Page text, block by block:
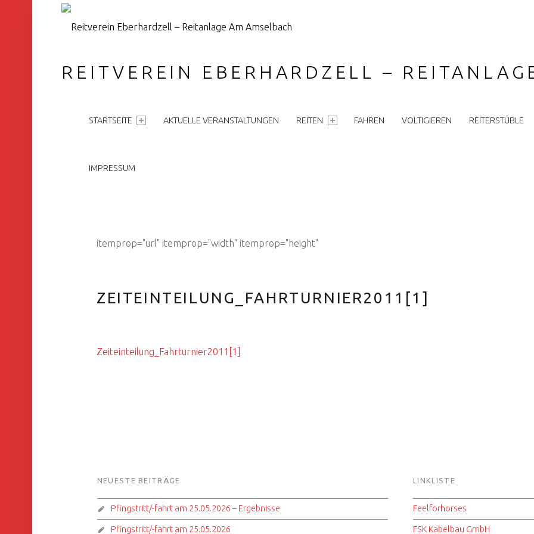
REITVEREIN EBERHARDZELL –
STARTSEITE AKTUELLE VERANSTALTUNGEN REITEN FAHREN VOLTIGIEREN REITERSTÜBLE
IMPRESSUM
itemprop="url" itemprop="width" itemprop="height"
ZEITEINTEILUNG_FAHRTURNIER2011[1]
Zeiteinteilung_Fahrturnier2011[1]
FOOTER SIDEBAR
NEUESTE BEITRÄGE
Pfingstritt/-fahrt am 25.05.2026 – Ergebnisse
Pfingstritt/-fahrt am 25.05.2026
LINKLISTE
Feelforhorses
FSK Kabelbau GmbH